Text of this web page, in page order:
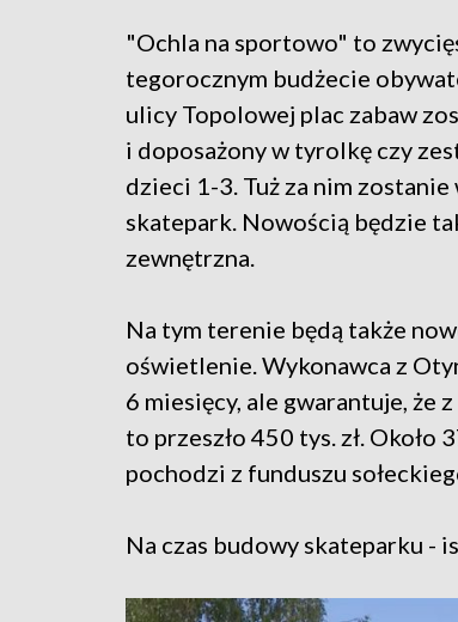
"Ochla na sportowo" to
tegorocznym budżecie
ulicy Topolowej plac zabaw
i doposażony w tyrolkę czy
dzieci 1-3. Tuż za nim
skatepark. Nowością będzie
zewnętrzna.
Na tym terenie będą także
oświetlenie. Wykonawca z
6 miesięcy, ale gwarantuje, że
to przeszło 450 tys. zł.
pochodzi z funduszu
Na czas budowy skateparku -